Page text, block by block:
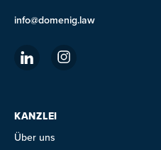
info@domenig.law
KANZLEI
Über uns